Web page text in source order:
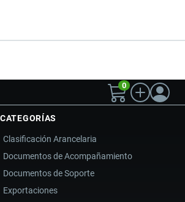
0
CATEGORÍAS
Clasificación Arancelaria
Documentos de Acompañamiento
Documentos de Soporte
Exportaciones